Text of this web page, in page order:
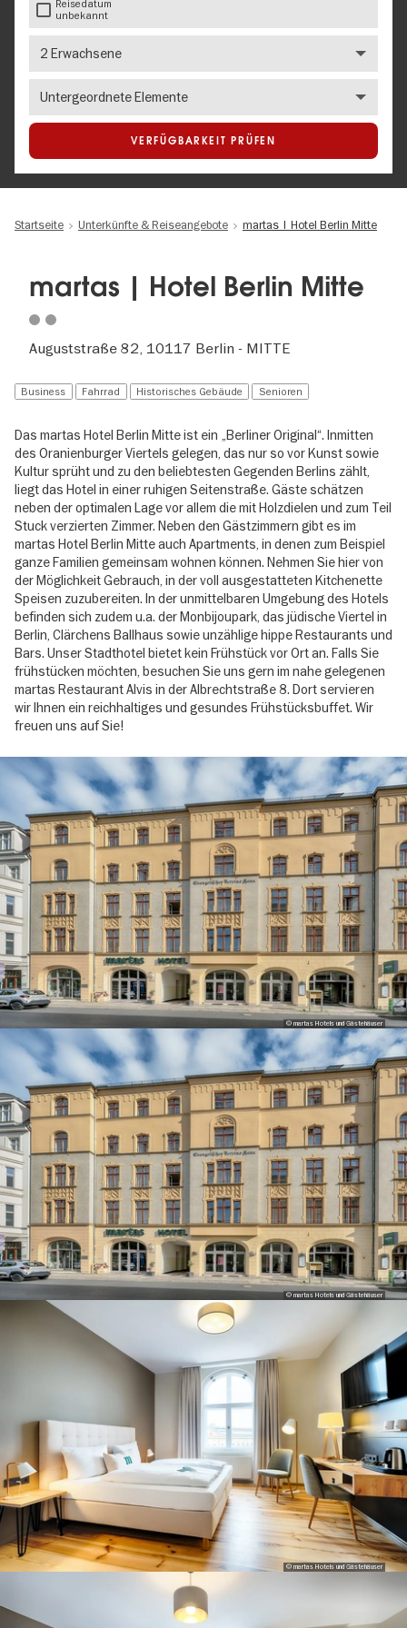
Reisedatum
unbekannt
Erwachsene
children
VERFÜGBARKEIT PRÜFEN
Startseite Unterkünfte & Reiseangebote martas | Hotel Berlin Mitte
martas | Hotel Berlin Mitte
Auguststraße 82, 10117 Berlin - MITTE
Business Fahrrad Historisches Gebäude Senioren
Das martas Hotel Berlin Mitte ist ein „Berliner Original“. Inmitten
des Oranienburger Viertels gelegen, das nur so vor Kunst sowie
Kultur sprüht und zu den beliebtesten Gegenden Berlins zählt,
liegt das Hotel in einer ruhigen Seitenstraße. Gäste schätzen
neben der optimalen Lage vor allem die mit Holzdielen und zum Teil
Stuck verzierten Zimmer. Neben den Gästzimmern gibt es im
martas Hotel Berlin Mitte auch Apartments, in denen zum Beispiel
ganze Familien gemeinsam wohnen können. Nehmen Sie hier von
der Möglichkeit Gebrauch, in der voll ausgestatteten Kitchenette
Speisen zuzubereiten. In der unmittelbaren Umgebung des Hotels
befinden sich zudem u.a. der Monbijoupark, das jüdische Viertel in
Berlin, Clärchens Ballhaus sowie unzählige hippe Restaurants und
Bars. Unser Stadthotel bietet kein Frühstück vor Ort an. Falls Sie
frühstücken möchten, besuchen Sie uns gern im nahe gelegenen
martas Restaurant Alvis in der Albrechtstraße 8. Dort servieren
wir Ihnen ein reichhaltiges und gesundes Frühstücksbuffet. Wir
freuen uns auf Sie!
Image
gallery
© martas Hotels und Gästehäuser
© martas Hotels und Gästehäuser
© martas Hotels und Gästehäuser